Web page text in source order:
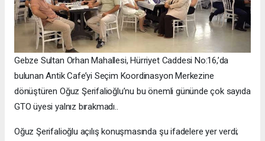
Gebze Sultan Orhan Mahallesi, Hürriyet Caddesi No:16,’da
bulunan Antik Cafe’yi Seçim Koordinasyon Merkezine
dönüştüren Oğuz Şerifalioğlu’nu bu önemli gününde çok sayıda
GTO üyesi yalnız bırakmadı..
Oğuz Şerifalioğlu açılış konuşmasında şu ifadelere yer verdi;